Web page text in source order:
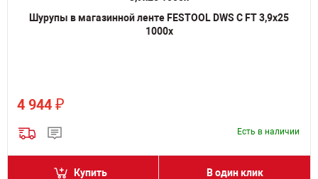
Шурупы в магазинной ленте FESTOOL DWS C FT 3,9x25
1000x
4 944 ₽
Есть в наличии
Купить В один клик